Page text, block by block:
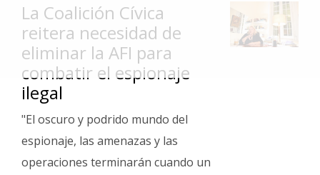
de
Familia
Clasificados
Fúnebres
La Coalición Cívica
reitera necesidad de
eliminar la AFI para
combatir el espionaje
ilegal
"El oscuro y podrido mundo del
espionaje, las amenazas y las
operaciones terminarán cuando un